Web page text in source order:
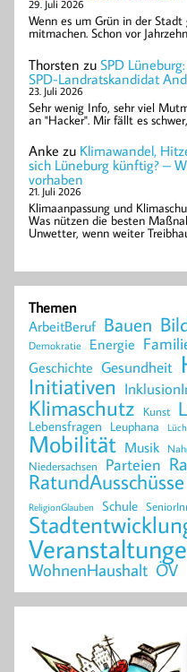
29. Juli 2026
Wenn es um Grün in der
mitmachen. Schon vor
Thorsten zu SPD
SPD-Landratskandidat
23. Juli 2026
Sehr wenig Info, sehr viel
an "Hacker". Mir fällt es
Anke zu Klimawandel,
sich Lüneburg künftig? –
vorhaben
21. Juli 2026
Klimaanpassung und
Was nützen die besten
Unwetter, wenn weiter
Themen
ArbeitBeruf Bauen
Demokratie Energie
Geschichte Gesundheit
Initiativen
Klimaschutz Kunst
Lebensfragen Leuphana
Mobilität Musik
Niedersachsen Parteien
RatundAusschüsse
ReligionGlauben Schule
WohnenHaushalt ÖV